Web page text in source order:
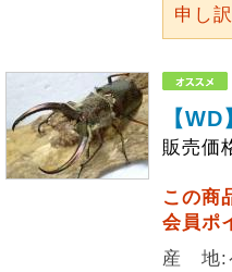
申し
【
販売価
この商
会員ポ
産 地: